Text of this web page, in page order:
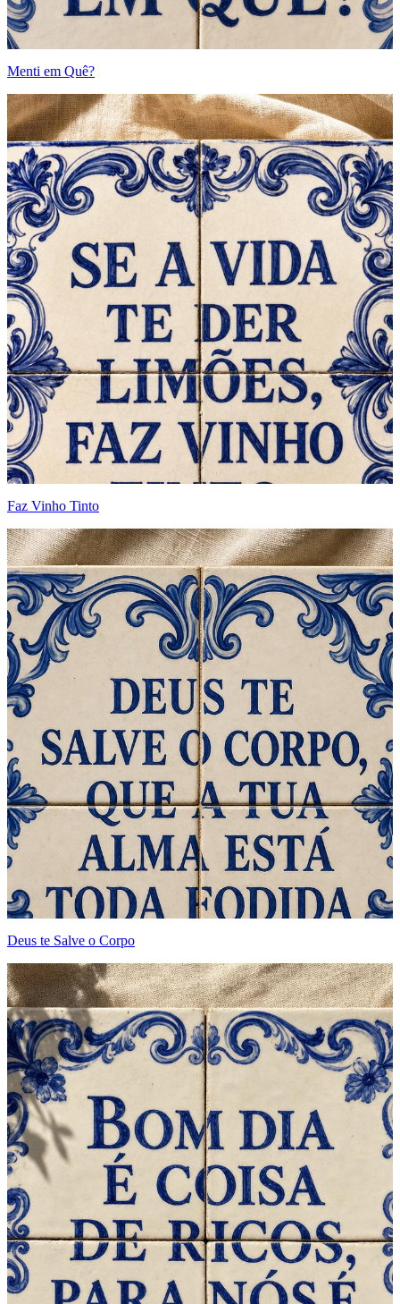
Menti em Quê?
Faz Vinho Tinto
Deus te Salve o Corpo